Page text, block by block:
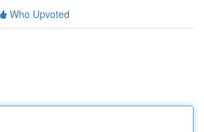
Who Upvoted